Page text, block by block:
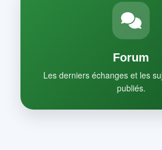
Forum
Les derniers échanges et les
publiés.